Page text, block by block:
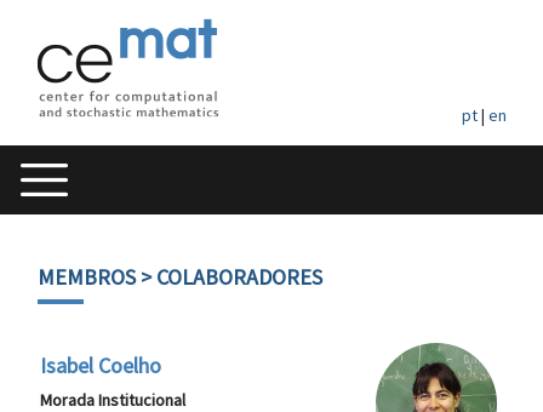
pt| en
MEMBROS> COLABORADORES
Isabel Coelho
Morada Institucional